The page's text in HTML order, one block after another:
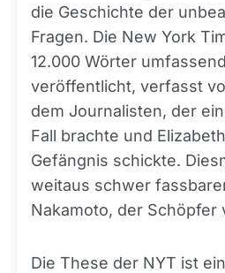
die Geschichte der
Fragen. Die New York
12.000 Wörter
veröffentlicht, verfasst
dem Journalisten, der
Fall brachte und
Gefängnis schickte.
weitaus schwer
Nakamoto, der Schöpfer
Die These der NYT ist